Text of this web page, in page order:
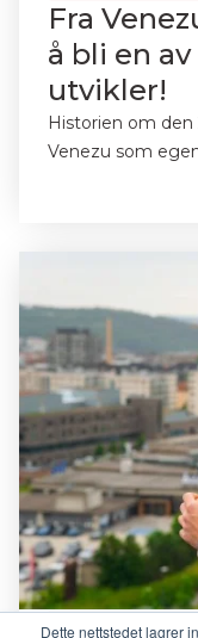
Dette nettstedet lagrer
Fra
å bli en
utvikler!
Historien om
Venezu som
Venezu Stories